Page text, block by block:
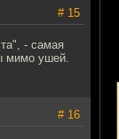
# 15
- самая
мимо ушей.
# 16